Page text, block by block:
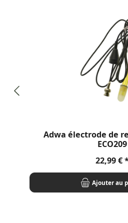
Adwa électrode de
ECO209
Prix
22,99 €
Ajouter au